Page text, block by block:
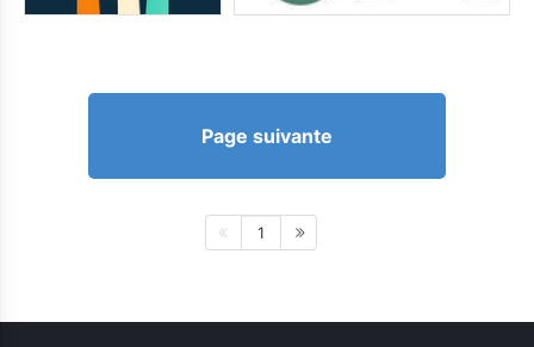
Page suivante
1